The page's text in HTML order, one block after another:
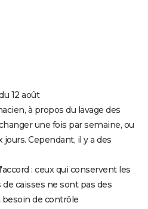
12 août
à propos du lavage des
une fois par semaine, ou
Cependant, il y a des
: ceux qui conservent les
caisses ne sont pas des
de contrôle